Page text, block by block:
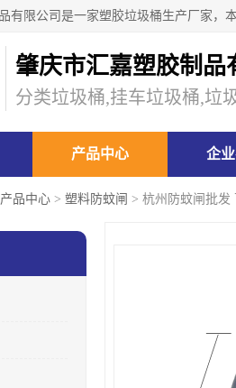
肇庆市汇嘉塑胶制品
分类垃圾桶,挂车垃圾桶,垃
产品中心 企
产品中心 > 塑料防蚊闸 > 杭州防蚊闸批发